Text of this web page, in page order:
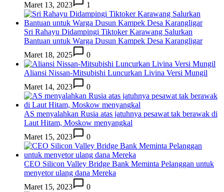
Maret 13, 2023
1
Sri Rahayu Didampingi Tiktoker Karawang Salurkan
Bantuan untuk Warga Dusun Kampek Desa Karangligar
Maret 18, 2025
0
Aliansi Nissan-Mitsubishi Luncurkan Livina Versi Mungil
Maret 14, 2023
0
AS menyalahkan Rusia atas jatuhnya pesawat tak berawak di
Laut Hitam, Moskow menyangkal
Maret 15, 2023
0
CEO Silicon Valley Bridge Bank Meminta Pelanggan untuk
menyetor ulang dana Mereka
Maret 15, 2023
0